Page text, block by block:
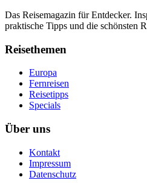
Das Reisemagazin für Entdecker.
praktische Tipps und die schönsten
Reisethemen
Europa
Fernreisen
Reisetipps
Specials
Über uns
Kontakt
Impressum
Datenschutz